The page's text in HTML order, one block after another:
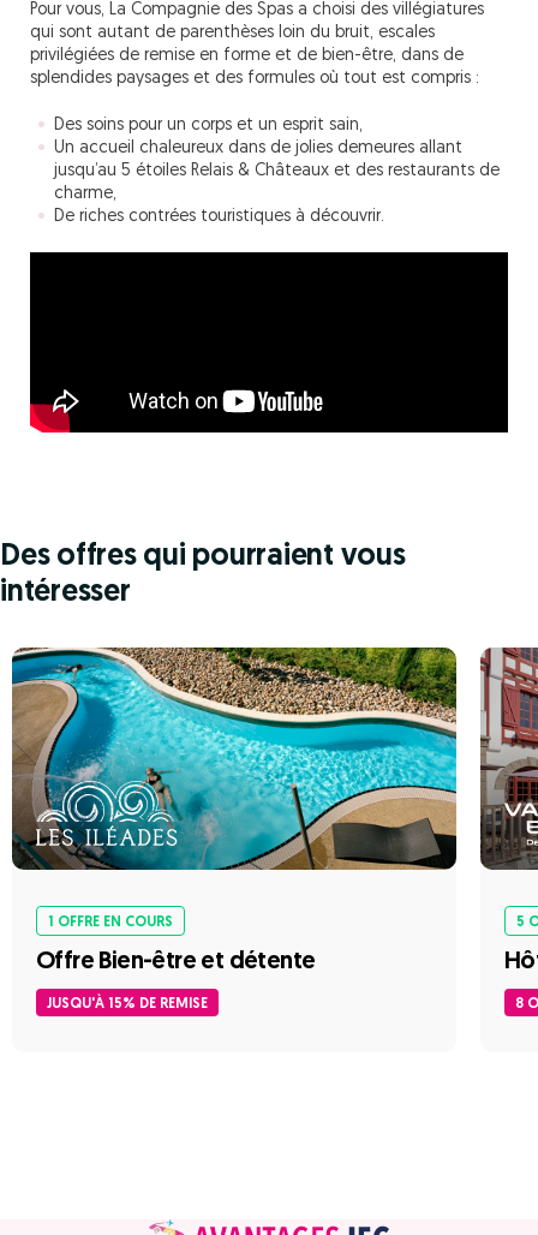
Pour vous, La Compagnie des Spas a choisi des villégiatures
qui sont autant de parenthèses loin du bruit, escales
privilégiées de remise en forme et de bien-être, dans de
splendides paysages et des formules où tout est compris :
Des soins pour un corps et un esprit sain,
Un accueil chaleureux dans de jolies demeures allant
jusqu’au 5 étoiles Relais & Châteaux et des restaurants de
charme,
De riches contrées touristiques à découvrir.
Des offres qui pourraient vous
intéresser
1 OFFRE EN COURS
Offre Bien-être et détente
JUSQU'À 15% DE REMISE
5
8